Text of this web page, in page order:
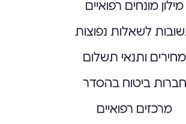
מילון מונחים רפואיים
לשאלות נפוצות
מחירים ותנאי תשלום
חברות ביטוח בהסדר
מרכזים רפואיים